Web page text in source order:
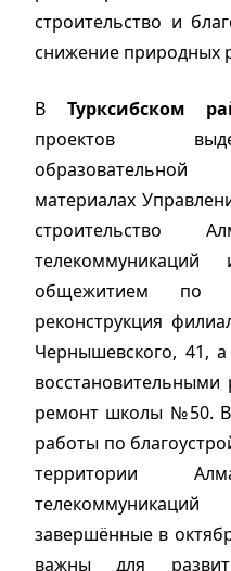
строительство и
снижение природных
В Турксибском
проектов
материалах
строительство
общежитием по
реконструкция
Чернышевского, 41,
ремонт школы №50.
работы по
территории
завершённые в
важны для